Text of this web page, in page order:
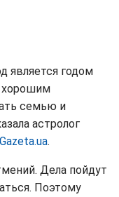
является годом
хорошим
семью и
астролог
Gazeta.ua.
Дела пойдут
Поэтому